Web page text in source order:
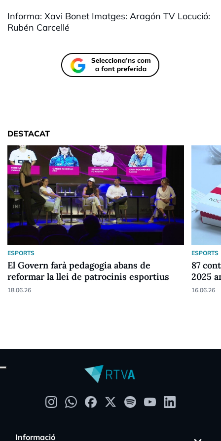
Informa: Xavi Bonet Imatges: Aragón TV Locució:
Rubén Carcellé
DESTACAT
ESPORTS
El Govern farà pedagogia abans de
reformar la llei de patrocinis esportius
18.06.26
ESPORTS
87
2025
16.06.26
Informació